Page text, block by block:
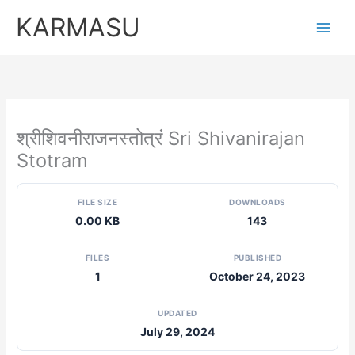
KARMASU
श्रीशिवनीराजनस्तोत्रं Sri Shivanirajan
Stotram
FILE SIZE
0.00 KB
DOWNLOADS
143
FILES
1
PUBLISHED
October 24, 2023
UPDATED
July 29, 2024